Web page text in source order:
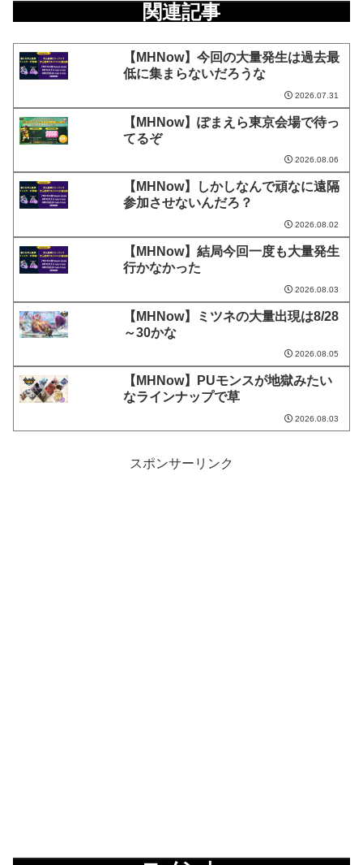
関連記事
【MHNow】今回の大量発生は過去最
低に集まらないだろうな
2026.07.31
【MHNow】ぽまえら東京会場で待っ
てるぞ
2026.08.06
【MHNow】しかしなんで頑なに遠隔
参加させないんだろ？
2026.08.02
【MHNow】結局今回一度も大量発生
行かなかった
2026.08.03
【MHNow】ミツネの大量出現は8/28
～30かな
2026.08.05
【MHNow】PUモンスが地獄みたい
なラインナップで草
2026.08.03
スポンサーリンク